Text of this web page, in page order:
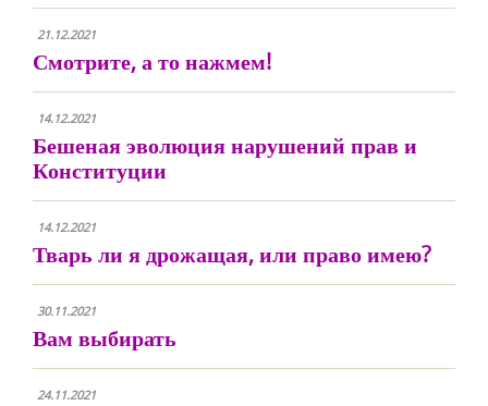
21.12.2021
Смотрите, а то нажмем!
14.12.2021
Бешеная эволюция нарушений прав и
Конституции
14.12.2021
Тварь ли я дрожащая, или право имею?
30.11.2021
Вам выбирать
24.11.2021